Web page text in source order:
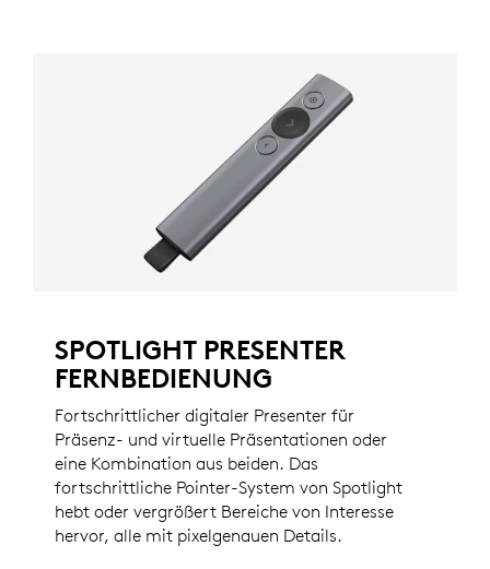
SPOTLIGHT PRESENTER
FERNBEDIENUNG
Fortschrittlicher digitaler Presenter für
Präsenz- und virtuelle Präsentationen oder
eine Kombination aus beiden. Das
fortschrittliche Pointer-System von Spotlight
hebt oder vergrößert Bereiche von Interesse
hervor, alle mit pixelgenauen Details.